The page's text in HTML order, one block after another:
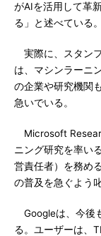
がAIを活用して革
る」と述べている。
実際に、スタン
は、マシンラーニ
の企業や研究機関
急いでいる。
Microsoft
ニング研究を率い
営責任者）を務め
の普及を急ぐよう
Googleは、今後
る。ユーザーは、